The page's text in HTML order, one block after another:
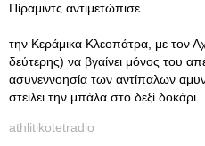
Πίραμιντς αντιμετώπισε
την Κεράμικα Κλεοπάτρα, με τον
δεύτερης) να βγαίνει μόνος του
ασυνεννοησία των αντίπαλων
στείλει την μπάλα στο δεξί δοκάρι
athlitikotetradio